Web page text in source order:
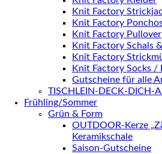
Knit Factory
Knit Factory
Knit Factory Pullover
Knit Factory Schals
Knit Factory
Knit Factory Socks /
Gutscheine für alle
TISCHLEIN-DECK-DICH-
Frühling/Sommer
Grün & Form
OUTDOOR-Kerze
Keramikschale
Saison-Gutscheine